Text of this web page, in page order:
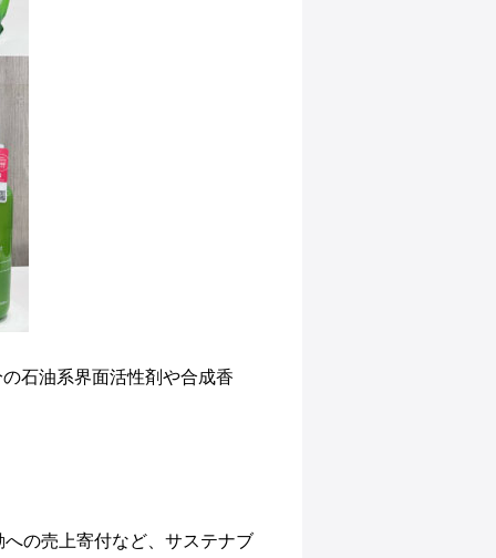
石油系界面活性剤や合成香
の売上寄付など、 サステナブ